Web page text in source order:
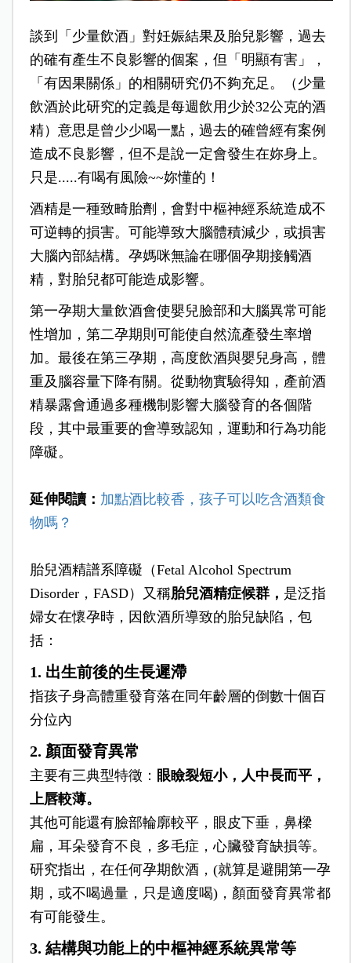
談到「少量飲酒」對妊娠結果及胎兒影響，過去
的確有產生不良影響的個案，但「明顯有害」，
「有因果關係」的相關研究仍不夠充足。（少量
飲酒於此研究的定義是每週飲用少於32公克的酒
精）意思是曾少少喝一點，過去的確曾經有案例
造成不良影響，但不是說一定會發生在妳身上。
只是.....有喝有風險~~妳懂的！
酒精是一種致畸胎劑，會對中樞神經系統造成不
可逆轉的損害。可能導致大腦體積減少，或損害
大腦內部結構。孕媽咪無論在哪個孕期接觸酒
精，對胎兒都可能造成影響。
第一孕期大量飲酒會使嬰兒臉部和大腦異常可能
性增加，第二孕期則可能使自然流產發生率增
加。最後在第三孕期，高度飲酒與嬰兒身高，體
重及腦容量下降有關。從動物實驗得知，產前酒
精暴露會通過多種機制影響大腦發育的各個階
段，其中最重要的會導致認知，運動和行為功能
障礙。
延伸閱讀： 加點酒比較香，孩子可以吃含酒類食
物嗎？
胎兒酒精譜系障礙（Fetal Alcohol Spectrum
Disorder，FASD）又稱胎兒酒精症候群， 是泛指
婦女在懷孕時，因飲酒所導致的胎兒缺陷，包
括：
1. 出生前後的生長遲滯
指孩子身高體重發育落在同年齡層的倒數十個百
分位內
2. 顏面發育異常
主要有三典型特徵： 眼瞼裂短小，人中長而平，
上唇較​​薄。
其他可能還有臉部輪廓較平，眼皮下垂，鼻樑
扁，耳朵發育不良，多毛症，心臟發育缺損等。
研究指出，在任何孕期飲酒，(就算是避開第一孕
期，或不喝過量，只是適度喝)，顏面發育異常都
有可能發生。
3. 結構與功能上的中樞神經系統異常等